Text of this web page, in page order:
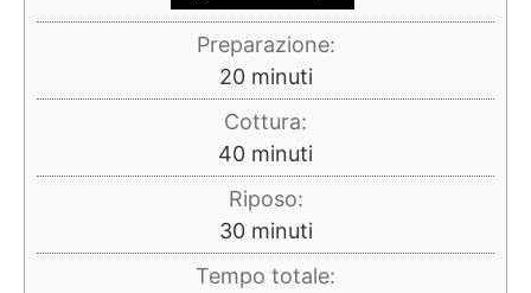
Preparazione:
20minuti
minuti
Cottura:
40minuti
minuti
Riposo:
30minuti
minuti
Tempo totale: